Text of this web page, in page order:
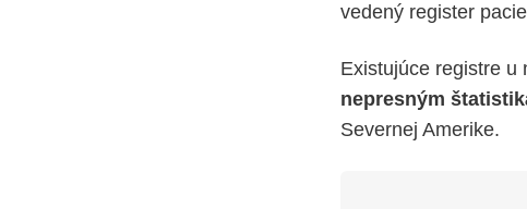
vedený register
Existujúce registre u
nepresným
Severnej Amerike.